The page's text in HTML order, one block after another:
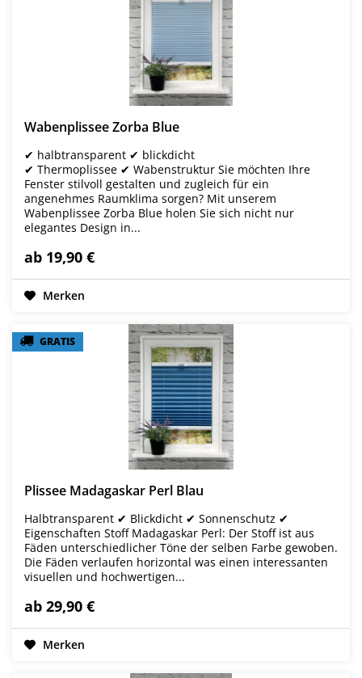
Wabenplissee Zorba Blue
✔ halbtransparent ✔ blickdicht
✔ Thermoplissee ✔ Wabenstruktur Sie möchten Ihre
Fenster stilvoll gestalten und zugleich für ein
angenehmes Raumklima sorgen? Mit unserem
Wabenplissee Zorba Blue holen Sie sich nicht nur
elegantes Design in...
ab 19,90 €
Merken
GRATIS
GRATIS
Plissee Madagaskar Perl Blau
Halbtransparent ✔ Blickdicht ✔ Sonnenschutz ✔
Eigenschaften Stoff Madagaskar Perl: Der Stoff ist aus
Fäden unterschiedlicher Töne der selben Farbe gewoben.
Die Fäden verlaufen horizontal was einen interessanten
visuellen und hochwertigen...
ab 29,90 €
Merken